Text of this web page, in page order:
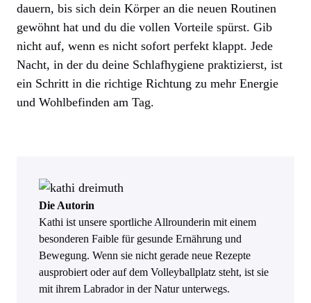
dauern, bis sich dein Körper an die neuen Routinen
gewöhnt hat und du die vollen Vorteile spürst. Gib
nicht auf, wenn es nicht sofort perfekt klappt. Jede
Nacht, in der du deine Schlafhygiene praktizierst, ist
ein Schritt in die richtige Richtung zu mehr Energie
und Wohlbefinden am Tag.
Die Autorin
Kathi ist unsere sportliche Allrounderin mit einem
besonderen Faible für gesunde Ernährung und
Bewegung. Wenn sie nicht gerade neue Rezepte
ausprobiert oder auf dem Volleyballplatz steht, ist sie
mit ihrem Labrador in der Natur unterwegs.